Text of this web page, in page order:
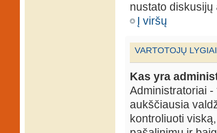
nustato
Į viršų
VARTOTOJŲ
Kas yra
Administratoriai
aukščiausia
kontroliuoti